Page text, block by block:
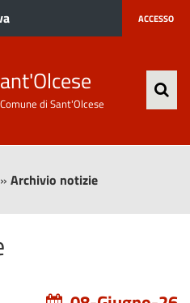
ACCESSO
di Sant'Olcese
» Archivio notizie